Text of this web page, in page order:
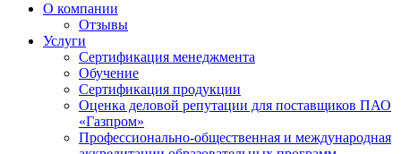
О компании
Отзывы
Услуги
Сертификация менеджмента
Обучение
Сертификация продукции
Оценка деловой репутации для поставщиков ПАО
«Газпром»
Профессионально-общественная и международная